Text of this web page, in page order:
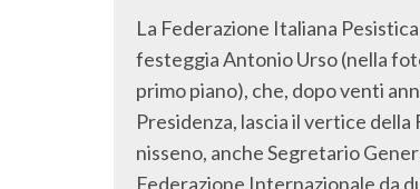
La Federazione Italiana Pesistica
festeggia Antonio Urso (nella
primo piano), che, dopo venti
Presidenza, lascia il vertice della
nisseno, anche Segretario
Federazione Internazionale da